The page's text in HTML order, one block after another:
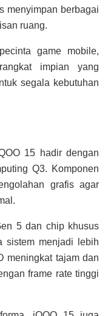
menyimpan berbagai
ruang.
game mobile,
impian yang
segala kebutuhan
15 hadir dengan
Q3. Komponen
grafis agar
5 dan chip khusus
sistem menjadi lebih
meningkat tajam dan
frame rate tinggi